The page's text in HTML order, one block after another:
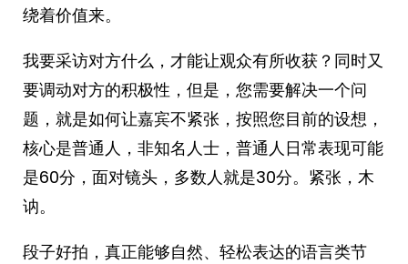
绕着价值来。
我要采访对方什么，才能让观众有所收获？同时又
要调动对方的积极性，但是，您需要解决一个问
题，就是如何让嘉宾不紧张，按照您目前的设想，
核心是普通人，非知名人士，普通人日常表现可能
是60分，面对镜头，多数人就是30分。紧张，木
讷。
段子好拍，真正能够自然、轻松表达的语言类节